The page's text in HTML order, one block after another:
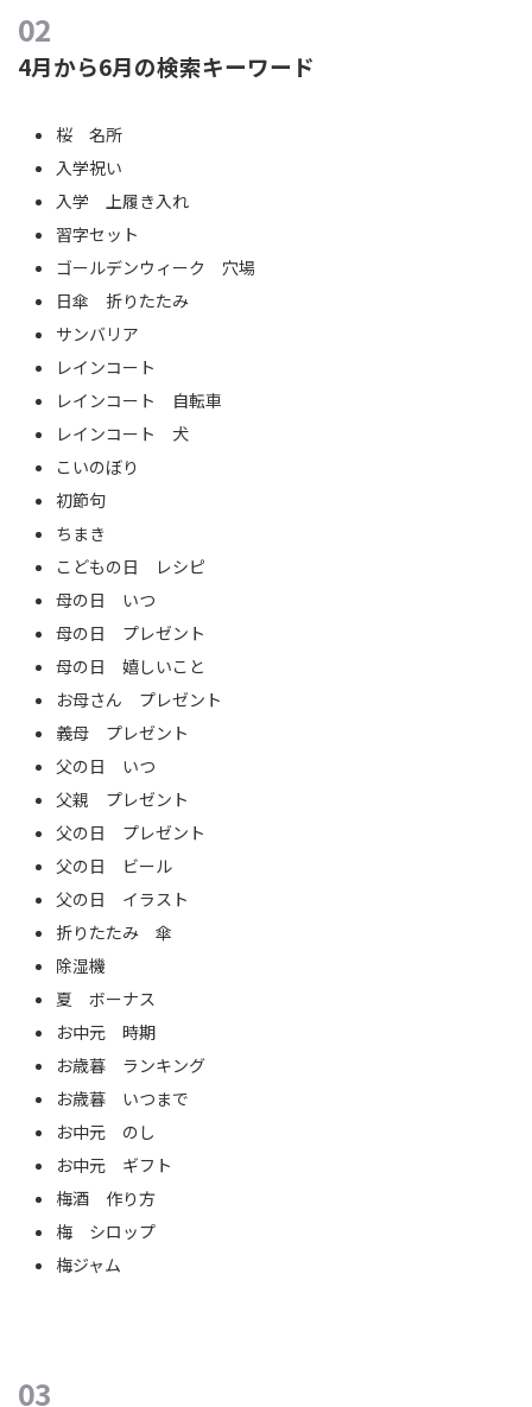
4月から6月の検索キーワード
桜 名所
入学祝い
入学 上履き入れ
習字セット
ゴールデンウィーク 穴場
日傘 折りたたみ
サンバリア
レインコート
レインコート 自転車
レインコート 犬
こいのぼり
初節句
ちまき
こどもの日 レシピ
母の日 いつ
母の日 プレゼント
母の日 嬉しいこと
お母さん プレゼント
義母 プレゼント
父の日 いつ
父親 プレゼント
父の日 プレゼント
父の日 ビール
父の日 イラスト
折りたたみ 傘
除湿機
夏 ボーナス
お中元 時期
お歳暮 ランキング
お歳暮 いつまで
お中元 のし
お中元 ギフト
梅酒 作り方
梅 シロップ
梅ジャム